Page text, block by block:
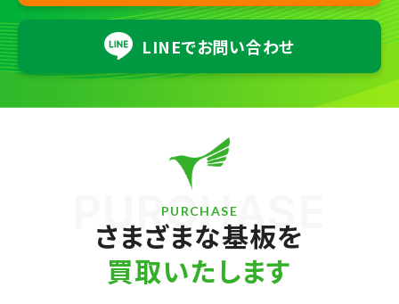
LINEでお問い合わせ
PURCHASE
PURCHASE
さまざまな基板を
買取いたします